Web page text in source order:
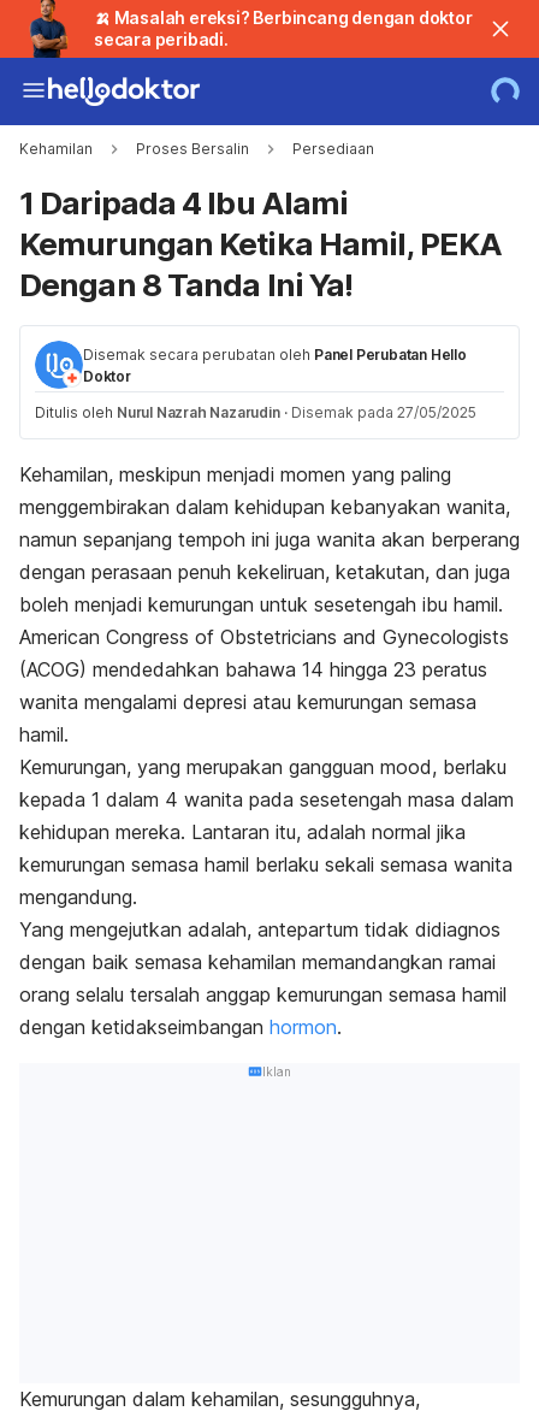
🍌 Masalah ereksi? Berbincang dengan doktor
secara peribadi.
Kehamilan Proses Bersalin Persediaan
1 Daripada 4 Ibu Alami
Kemurungan Ketika Hamil, PEKA
Dengan 8 Tanda Ini Ya!
Disemak secara perubatan oleh Panel Perubatan Hello
Doktor
Ditulis oleh Nurul Nazrah Nazarudin · Disemak pada 27/05/2025
Kehamilan, meskipun menjadi momen yang paling
menggembirakan dalam kehidupan kebanyakan wanita,
namun sepanjang tempoh ini juga wanita akan berperang
dengan perasaan penuh kekeliruan, ketakutan, dan juga
boleh menjadi kemurungan untuk sesetengah ibu hamil.
American Congress of Obstetricians and Gynecologists
(ACOG) mendedahkan bahawa 14 hingga 23 peratus
wanita mengalami depresi atau kemurungan semasa
hamil.
Kemurungan, yang merupakan gangguan mood, berlaku
kepada 1 dalam 4 wanita pada sesetengah masa dalam
kehidupan mereka. Lantaran itu, adalah normal jika
kemurungan semasa hamil berlaku sekali semasa wanita
mengandung.
Yang mengejutkan adalah, antepartum tidak didiagnos
dengan baik semasa kehamilan memandangkan ramai
orang selalu tersalah anggap kemurungan semasa hamil
dengan ketidakseimbangan hormon.
Iklan
Kemurungan dalam kehamilan, sesungguhnya,